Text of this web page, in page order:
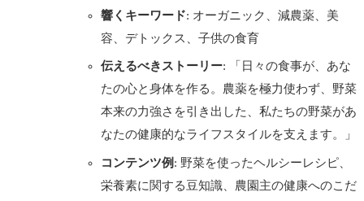
響くキーワード: オーガニック、減農薬、美
容、デトックス、子供の食育
伝えるべきストーリー: 「日々の食事が、あな
たの心と身体を作る。農薬を極力使わず、野菜
本来の力強さを引き出した、私たちの野菜があ
なたの健康的なライフスタイルを支えます。」
コンテンツ例 : 野菜を使ったヘルシーレシピ、
栄養素に関する豆知識、農園主の健康へのこだ